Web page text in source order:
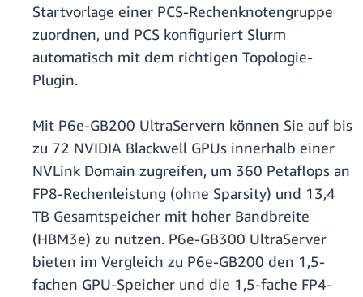
Startvorlage einer PCS-Rechenknotengruppe
zuordnen, und PCS konfiguriert Slurm
automatisch mit dem richtigen Topologie-
Plugin.
Mit P6e-GB200 UltraServern können Sie auf bis
zu 72 NVIDIA Blackwell GPUs innerhalb einer
NVLink Domain zugreifen, um 360 Petaflops an
FP8-Rechenleistung (ohne Sparsity) und 13,4
TB Gesamtspeicher mit hoher Bandbreite
(HBM3e) zu nutzen. P6e-GB300 UltraServer
bieten im Vergleich zu P6e-GB200 den 1,5-
fachen GPU-Speicher und die 1,5-fache FP4-